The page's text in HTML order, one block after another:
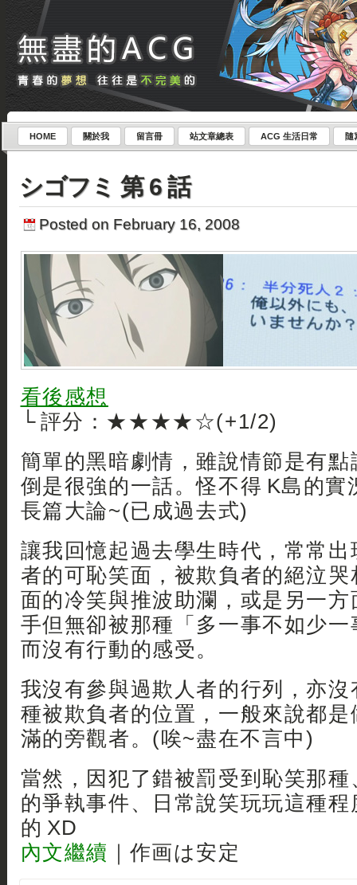
HOME 關於我 留言冊 站文章總表 ACG 生活日常 隨
シゴフミ 第 6 話
Posted on February 16, 2008
看後感想
└ 評分：★★★★☆(+1/2)
簡單的黑暗劇情，雖說情節是有
倒是很強的一話。怪不得 K島的實
長篇大論~(已成過去式)
讓我回憶起過去學生時代，常常
者的可恥笑面，被欺負者的絕泣
面的冷笑與推波助瀾，或是另一
手但無卻被那種「多一事不如少
而沒有行動的感受。
我沒有參與過欺人者的行列，亦
種被欺負者的位置，一般來說都
滿的旁觀者。(唉~盡在不言中)
當然，因犯了錯被罰受到恥笑那
的爭執事件、日常說笑玩玩這種
的 XD
內文繼續
｜作画は安定